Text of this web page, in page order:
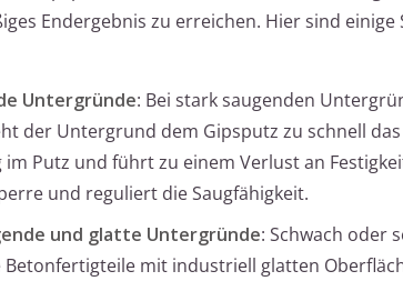
Endergebnis zu erreichen. Hier sind
Untergründe: Bei stark saugenden
der Untergrund dem Gipsputz zu schnell
Putz und führt zu einem Verlust an
und reguliert die Saugfähigkeit.
und glatte Untergründe: Schwach oder
Betonfertigteile mit industriell glatten